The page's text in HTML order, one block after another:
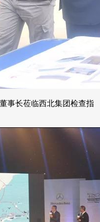
事长莅临西北集团检查指